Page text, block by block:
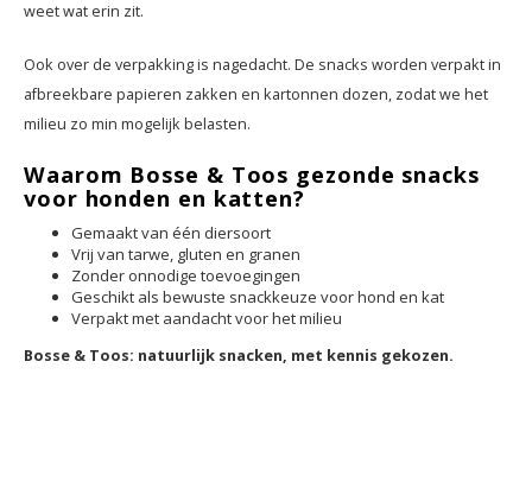
weet wat erin zit.
Ook over de verpakking is nagedacht. De snacks worden verpakt in
afbreekbare papieren zakken en kartonnen dozen, zodat we het
milieu zo min mogelijk belasten.
Waarom Bosse & Toos gezonde snacks
voor honden en katten?
Gemaakt van één diersoort
Vrij van tarwe, gluten en granen
Zonder onnodige toevoegingen
Geschikt als bewuste snackkeuze voor hond en kat
Verpakt met aandacht voor het milieu
Bosse & Toos: natuurlijk snacken, met kennis gekozen.